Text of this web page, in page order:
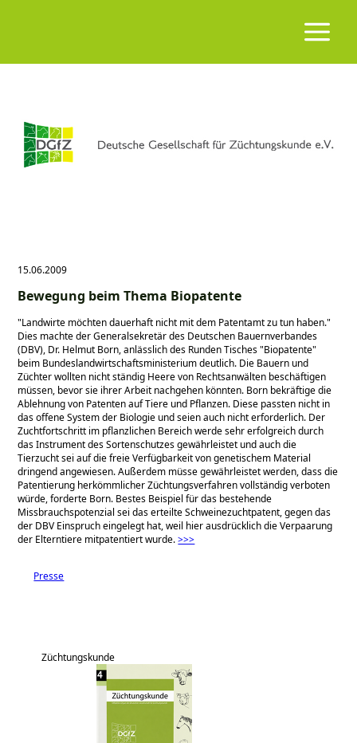
15.06.2009
Bewegung beim Thema Biopatente
Landwirte möchten dauerhaft nicht mit dem Patentamt zu tun haben.
Dies machte der Generalsekretär des Deutschen Bauernverbandes
(DBV), Dr. Helmut Born, anlässlich des Runden Tisches Biopatente
beim Bundeslandwirtschaftsministerium deutlich. Die Bauern und
Züchter wollten nicht ständig Heere von Rechtsanwälten beschäftigen
müssen, bevor sie ihrer Arbeit nachgehen könnten. Born bekräftige die
Ablehnung von Patenten auf Tiere und Pflanzen. Diese passten nicht in
das offene System der Biologie und seien auch nicht erforderlich. Der
Zuchtfortschritt im pflanzlichen Bereich werde sehr erfolgreich durch
das Instrument des Sortenschutzes gewährleistet und auch die
Tierzucht sei auf die freie Verfügbarkeit von genetischem Material
dringend angewiesen. Außerdem müsse gewähr­leistet werden, dass die
Patentierung herkömmlicher Züchtungsverfahren vollständig verboten
würde, forderte Born. Bestes Beispiel für das bestehende
Missbrauchspotenzial sei das erteilte Schweinezuchtpatent, gegen das
der DBV Einspruch eingelegt hat, weil hier ausdrücklich die Verpaarung
der Elterntiere mitpatentiert wurde.>>>
Presse
Züchtungskunde